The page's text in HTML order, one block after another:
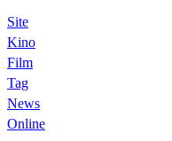
Site
Kino
Film
Tag
News
Online